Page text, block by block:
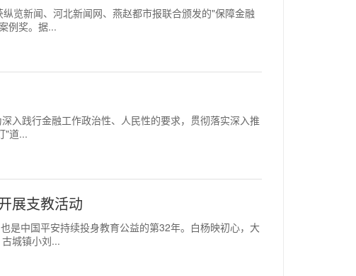
览新闻、河北新闻网、燕赵都市报联合颁发的"保障金融
例奖。据...
入践行金融工作政治性、人民性的要求，贯彻落实深入推
"道...
展支教活动
是中国平安持续投身教育公益的第32年。白杨映初心，大
城镇小刘...